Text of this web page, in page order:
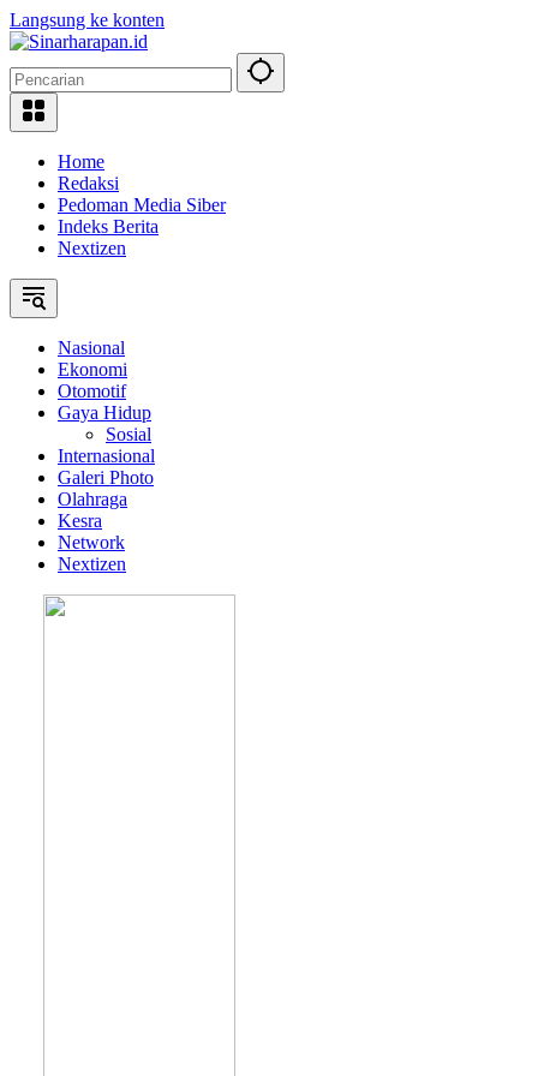
Langsung ke konten
Home
Redaksi
Pedoman Media Siber
Indeks Berita
Nextizen
Nasional
Ekonomi
Otomotif
Gaya Hidup
Sosial
Internasional
Galeri Photo
Olahraga
Kesra
Network
Nextizen